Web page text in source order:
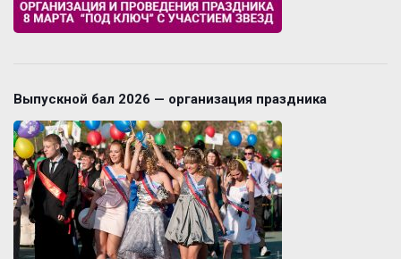
Выпускной бал 2026 — организация праздника